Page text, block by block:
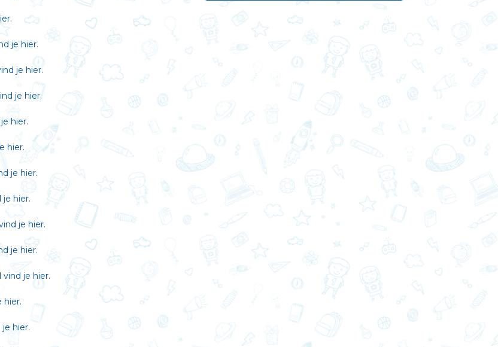
.
je hier.
je hier.
je hier.
hier.
hier.
je hier.
je hier.
je hier.
je hier.
vind je hier.
hier.
je hier.